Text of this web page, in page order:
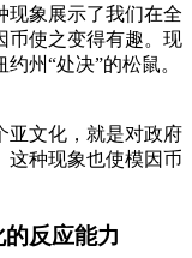
现象展示了我们在全
币使之变得有趣。现
州“处决”的松鼠。
亚文化，就是对政府
这种现象也使模因币
反应能力